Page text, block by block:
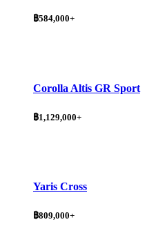
฿584,000+
Corolla Altis GR Sport
฿1,129,000+
Yaris Cross
฿809,000+